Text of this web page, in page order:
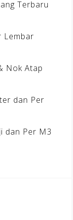
Terbaru
Lembar
Nok Atap
dan Per
dan Per M3